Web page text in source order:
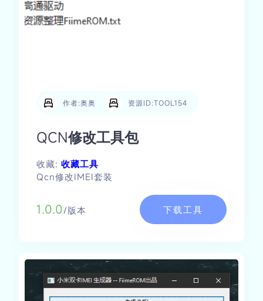
作者:奥奥 资源ID:TOOL154
QCN修改工具包
收藏:收藏工具
Qcn修改IMEI套装
1.0.0/版本 下载工具